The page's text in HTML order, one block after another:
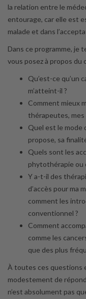
la relation entre le
entourage, car elle est
malade et dans
Dans ce programme, je
vous posez à propos du
Qu’est-ce qu’un
m’atteint-il ?
Comment mieux
thérapeutes, mes
Quel est le mode
propose, sa
Quels sont les
phytothérapie ou
Y a-t-il des
d’accès pour ma
comment les
conventionnel ?
Comment
comme les
que des plus
À toutes ces questions
modestement de
n’est absolument pas